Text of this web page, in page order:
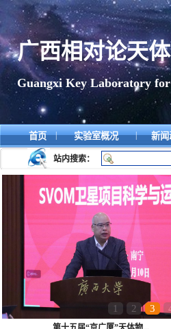
广西相对论天
Guangxi Key Laboratory
首页 | 实验室概况 | 新
站内搜索：
1 2 3